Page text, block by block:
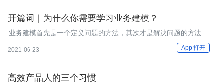
敏捷工具和传统应用程序开发生命周期管理（ADLM）的一种演
开篇词｜为什么你需要学习业务建模？
业务建模首先是一个定义问题的方法，其次才是解决问题的方法。
通过定义问题，甚至可以把解决方案的复杂度直接降低几个数量
级。
2021-06-23 App 打开
高效产品人的三个习惯